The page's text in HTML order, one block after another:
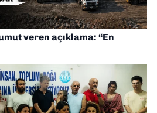
veren açıklama: “En